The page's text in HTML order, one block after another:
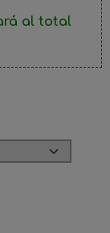
al total